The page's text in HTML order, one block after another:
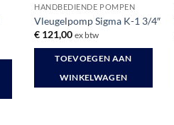
HANDBEDIENDE POMPEN
Vleugelpomp Sigma K-1 3/4″
€ 121,00 ex btw
TOEVOEGEN AAN
WINKELWAGEN